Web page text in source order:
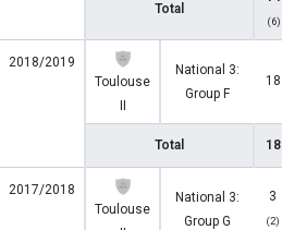
Total
(6)
2018/2019
Toulouse
National 3:
Group F
18
Total 18
2017/2018
Toulouse
National 3:
Group G
3
(2)